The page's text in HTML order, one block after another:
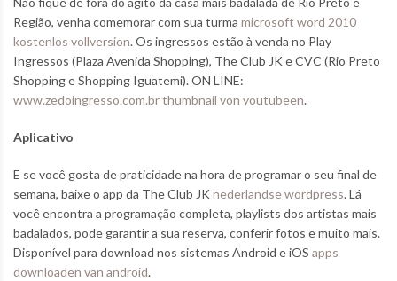
Região, venha comemorar com sua turma microsoft word 2010
kostenlos vollversion. Os ingressos estão à venda no Play
Ingressos (Plaza Avenida Shopping), The Club JK e CVC (Rio Preto
Shopping e Shopping Iguatemi). ON LINE:
www.zedoingresso.com.brthumbnail von youtubeen.
Aplicativo
E se você gosta de praticidade na hora de programar o seu final de
semana, baixe o app da The Club JKnederlandse wordpress. Lá
você encontra a programação completa, playlists dos artistas mais
badalados, pode garantir a sua reserva, conferir fotos e muito mais.
Disponível para download nos sistemas Android e iOS apps
downloaden van android.